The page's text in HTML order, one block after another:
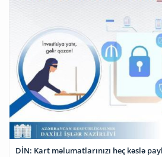
DİN: Kart məlumatlarınızı heç kəslə